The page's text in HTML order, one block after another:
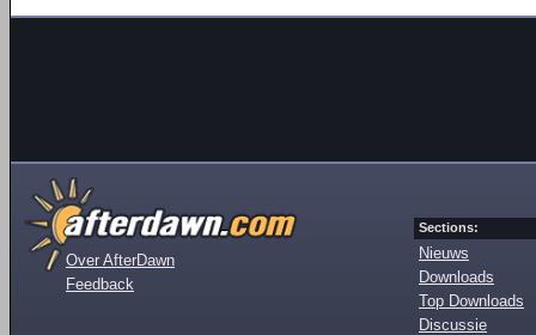
Over AfterDawn
Feedback
Sections:
Nieuws
Downloads
Top Downloads
Discussie